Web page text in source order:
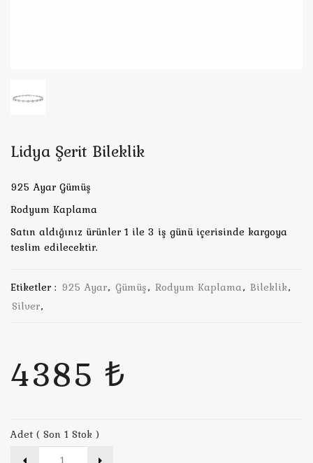
Lidya Şerit Bileklik
925 Ayar Gümüş
Rodyum Kaplama
Satın aldığınız ürünler 1 ile 3 iş günü içerisinde kargoya
teslim edilecektir.
Etiketler : 925 Ayar, Gümüş, Rodyum Kaplama, Bileklik,
Silver,
4385 ₺
Adet ( Son 1 Stok )